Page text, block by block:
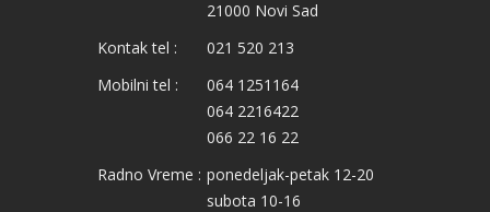
21000 Novi Sad
Kontak tel :
021 520 213
Mobilni tel :
064 1251164
064 2216422
066 22 16 22
Radno Vreme : ponedeljak-petak 12-20
subota 10-16